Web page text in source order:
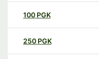
100 PGK
250 PGK